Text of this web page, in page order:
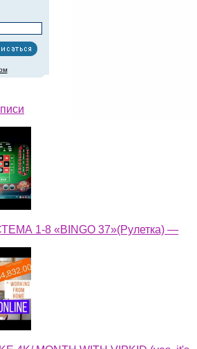
1-8 «BINGO 37»(Рулетка) —